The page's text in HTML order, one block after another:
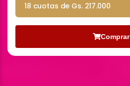
18 cuotas de Gs. 217.000
Comprar